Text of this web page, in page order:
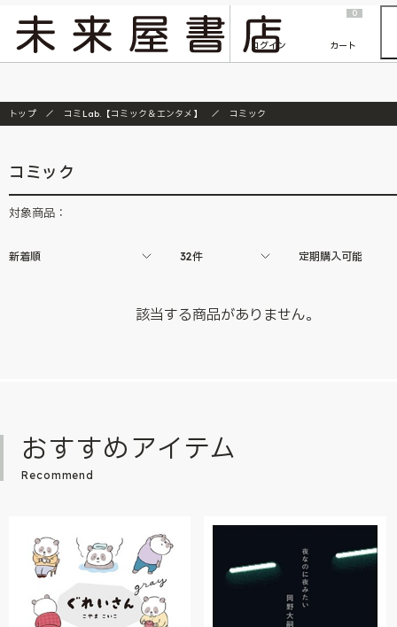
『ONE PIECE magazine 021 ONE PIECEカード付き同梱版』発売延期のご案内
ログイン
0
カート
トップ コミLab.【コミック＆エンタメ】 コミック
コミック
対象商品：
新着順 32件 定期購入可能
該当する商品がありません。
おすすめアイテム
Recommend